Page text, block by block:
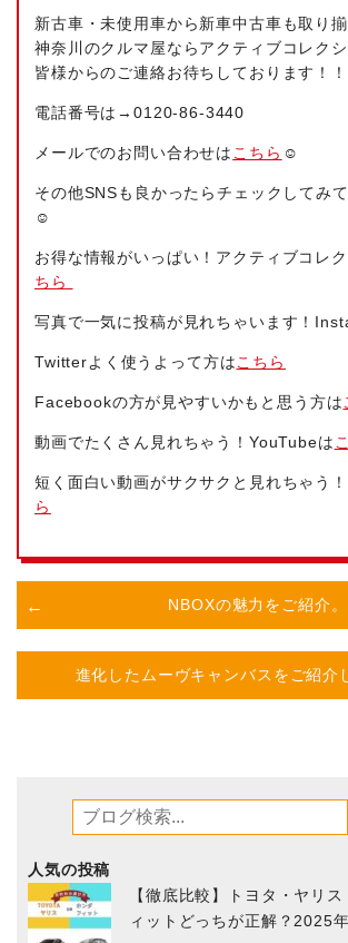
新古車・未使用車から新車中古車も取り揃
神奈川のクルマ屋ならアクティブコレク
皆様からのご連絡お待ちしております！！
電話番号は→0120-86-3440
メールでのお問い合わせは こちら ☺
その他SNSも良かったらチェックしてみ
☺
お得な情報がいっぱい！アクティブコレ
ちら
写真で一気に投稿が見れちゃいます！
Twitterよく使うよって方はこちら
Facebookの方が見やすいかもと思う方は
動画でたくさん見れちゃう！YouTubeは
短く面白い動画がサクサクと見れちゃう
ら
NBOXの魅力をご紹介。
進化したムーヴキャンバスをご紹介
人気の投稿
【徹底比較】トヨタ・ヤリ
ィットどっちが正解？2025